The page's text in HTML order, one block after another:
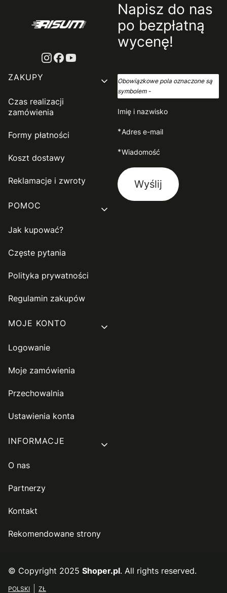
Linki w stopce
ZAKUPY
Czas realizacji
zamówienia
Formy płatności
Koszt dostawy
Reklamacje i zwroty
POMOC
Jak kupować?
Częste pytania
Polityka prywatności
Regulamin zakupów
MOJE KONTO
Logowanie
Moje zamówienia
Przechowalnia
Ustawienia konta
INFORMACJE
O nas
Partnerzy
Kontakt
Rekomendowane strony
Napisz do nas
po bezpłatną
wycenę!
Obowiązkowe pola oznaczone są
symbolem -
Imię i nazwisko
*Adres e-mail
*Wiadomość
Wyślij
© Copyright 2025 Shoper.pl. All rights reserved.
POLSKI ZŁ